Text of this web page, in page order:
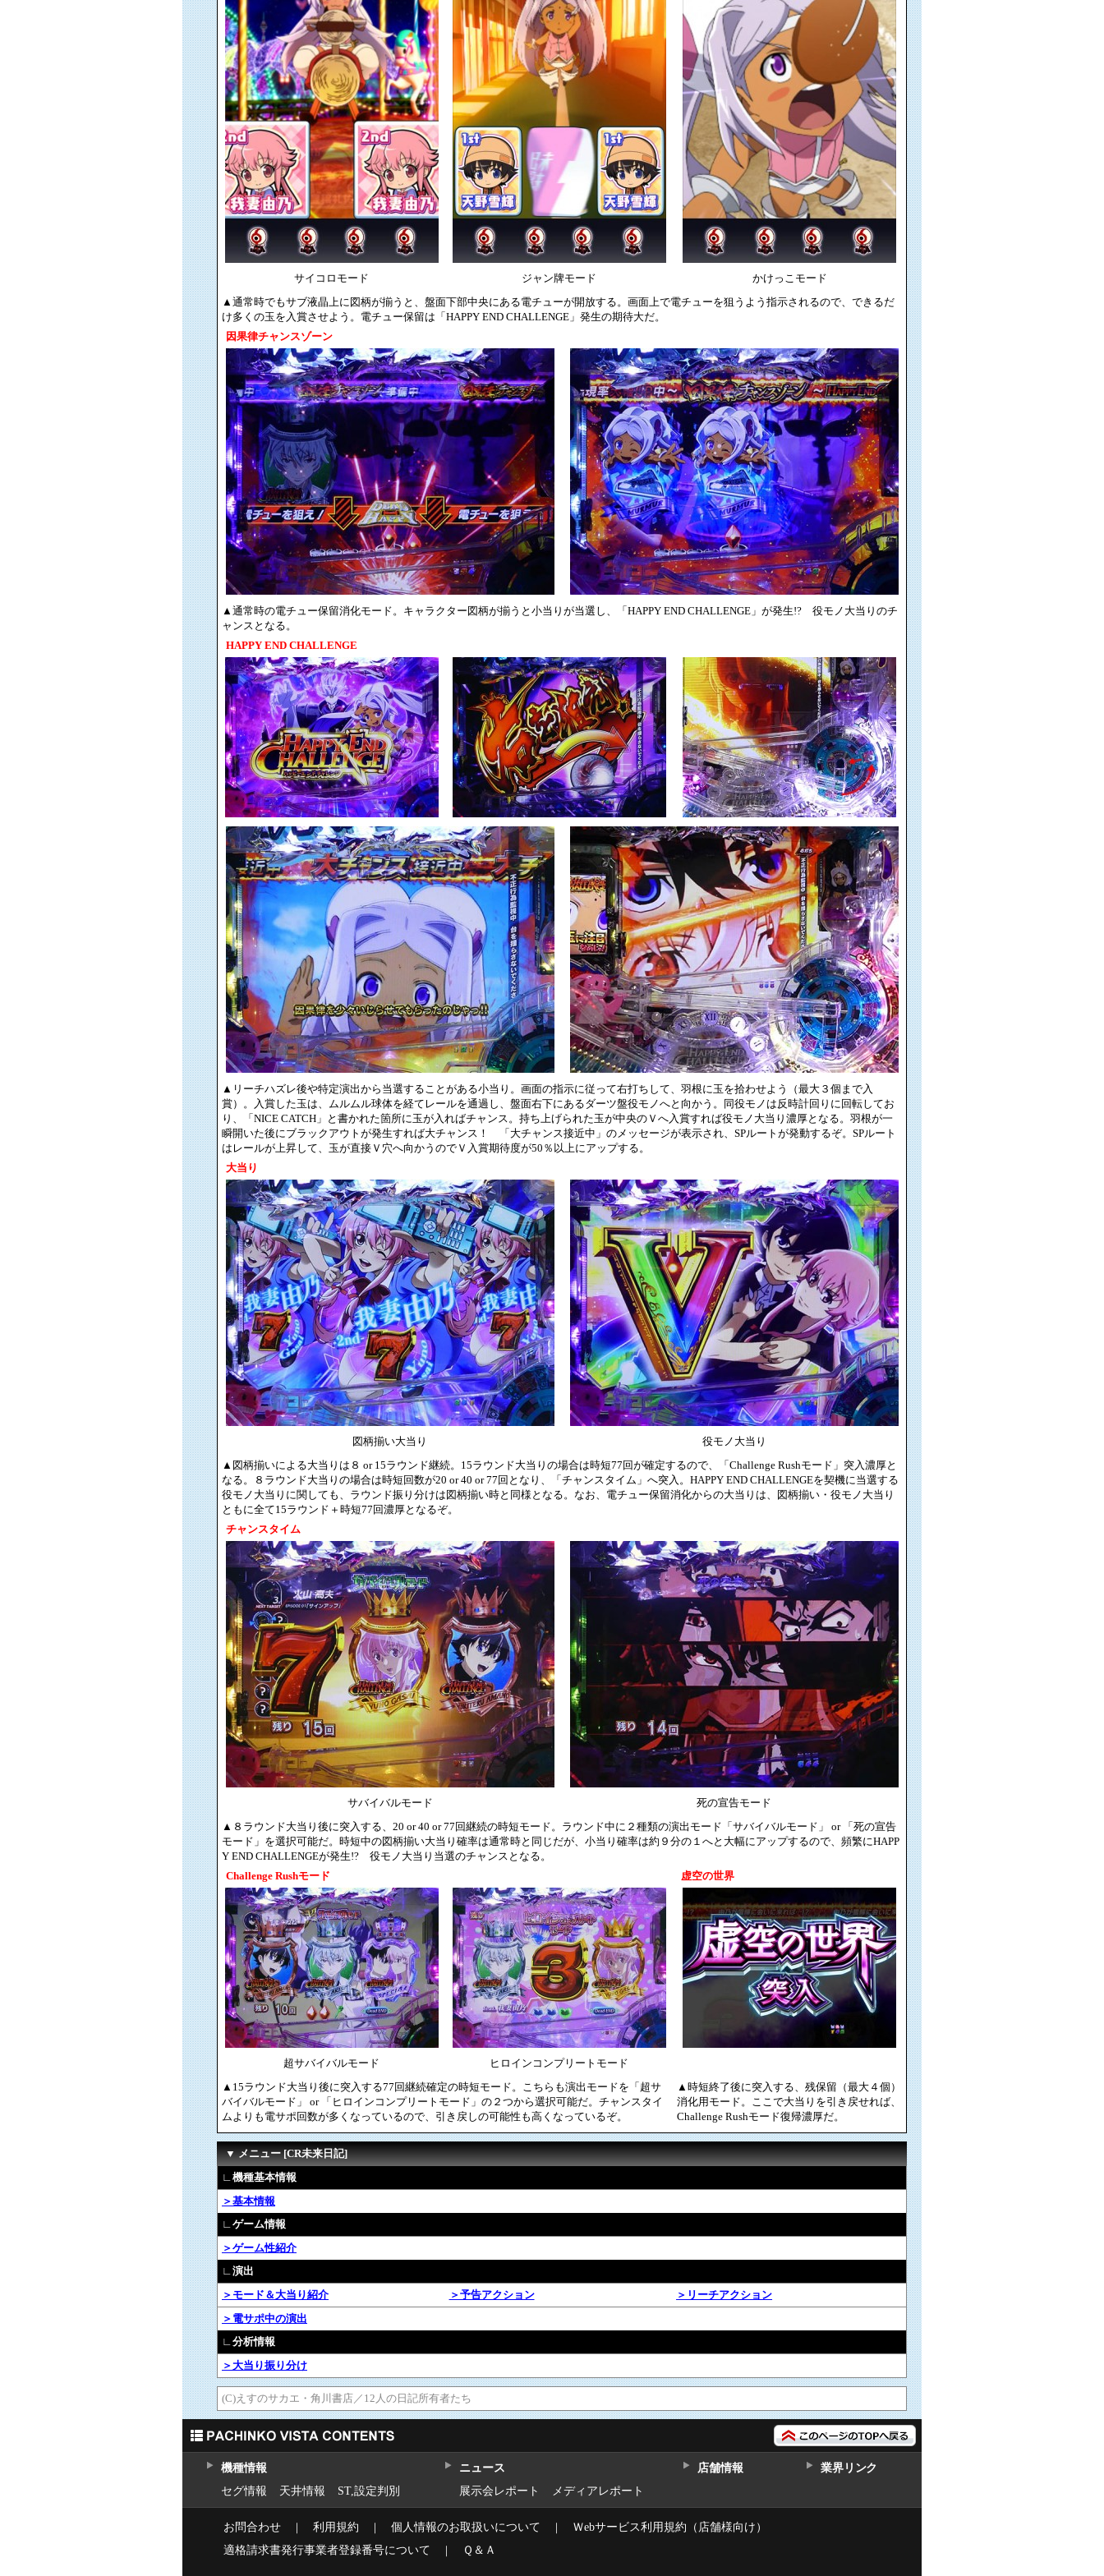
サイコロモード ジャン牌モード
かけっこモード
▲通常時でもサブ液晶上に図柄が揃うと、盤面下部中央にある電チューが開放する。画面上で電チューを狙うよう指示されるので、できるだ
け多くの玉を入賞させよう。電チュー保留は「HAPPY END CHALLENGE」発生の期待大だ。
因果律チャンスゾーン
▲通常時の電チュー保留消化モード。キャラクター図柄が揃うと小当りが当選し、「HAPPY END CHALLENGE」が発生!? 役モノ大当りのチ
ャンスとなる。
HAPPY END CHALLENGE
▲リーチハズレ後や特定演出から当選することがある小当り。画面の指示に従って右打ちして、羽根に玉を拾わせよう（最大３個まで入
賞）。入賞した玉は、ムルムル球体を経てレールを通過し、盤面右下にあるダーツ盤役モノへと向かう。同役モノは反時計回りに回転してお
り、「NICE CATCH」と書かれた箇所に玉が入ればチャンス。持ち上げられた玉が中央のＶへ入賞すれば役モノ大当り濃厚となる。羽根が一
瞬開いた後にブラックアウトが発生すれば大チャンス！ 「大チャンス接近中」のメッセージが表示され、SPルートが発動するぞ。SPルート
はレールが上昇して、玉が直接Ｖ穴へ向かうのでＶ入賞期待度が50％以上にアップする。
大当り
図柄揃い大当り
役モノ大当り
▲図柄揃いによる大当りは８ or 15ラウンド継続。15ラウンド大当りの場合は時短77回が確定するので、「Challenge Rushモード」突入濃厚と
なる。８ラウンド大当りの場合は時短回数が20 or 40 or 77回となり、「チャンスタイム」へ突入。HAPPY END CHALLENGEを契機に当選する
役モノ大当りに関しても、ラウンド振り分けは図柄揃い時と同様となる。なお、電チュー保留消化からの大当りは、図柄揃い・役モノ大当り
ともに全て15ラウンド＋時短77回濃厚となるぞ。
チャンスタイム
サバイバルモード
死の宣告モード
▲８ラウンド大当り後に突入する、20 or 40 or 77回継続の時短モード。ラウンド中に２種類の演出モード「サバイバルモード」 or 「死の宣告
モード」を選択可能だ。時短中の図柄揃い大当り確率は通常時と同じだが、小当り確率は約９分の１へと大幅にアップするので、頻繁にHAPP
Y END CHALLENGEが発生!? 役モノ大当り当選のチャンスとなる。
Challenge Rushモード
虚空の世界
超サバイバルモード
ヒロインコンプリートモード
▲15ラウンド大当り後に突入する77回継続確定の時短モード。こちらも演出モードを「超サ
バイバルモード」 or 「ヒロインコンプリートモード」の２つから選択可能だ。チャンスタイ
ムよりも電サポ回数が多くなっているので、引き戻しの可能性も高くなっているぞ。
▲時短終了後に突入する、残保留（最大４個）
消化用モード。ここで大当りを引き戻せれば、
Challenge Rushモード復帰濃厚だ。
▼ メニュー [CR未来日記]
∟機種基本情報
＞基本情報
∟ゲーム情報
＞ゲーム性紹介
∟演出
＞モード＆大当り紹介
＞予告アクション
＞リーチアクション
＞電サポ中の演出
∟分析情報
＞大当り振り分け
(C)えすのサカエ・角川書店／12人の日記所有者たち
機種情報
セグ情報
天井情報 ST,設定判別
ニュース
展示会レポート
メディアレポート
店舗情報 業界リンク
お問合わせ ｜ 利用規約 ｜ 個人情報のお取扱いについて ｜ Ｗebサービス利用規約（店舗様向け）
適格請求書発行事業者登録番号について ｜ Ｑ＆Ａ